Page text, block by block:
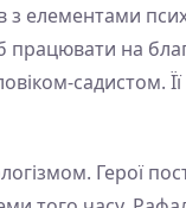
елементами
на
садистом.
Герої